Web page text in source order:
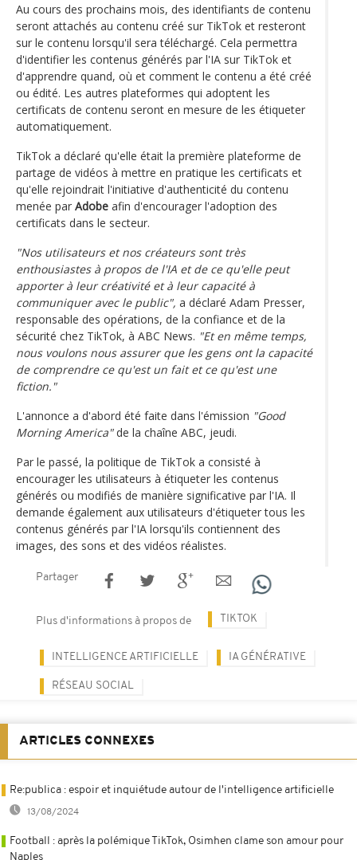
Au cours des prochains mois, des identifiants de contenu
seront attachés au contenu créé sur TikTok et resteront
sur le contenu lorsqu'il sera téléchargé. Cela permettra
d'identifier les contenus générés par l'IA sur TikTok et
d'apprendre quand, où et comment le contenu a été créé
ou édité. Les autres plateformes qui adoptent les
certificats de contenu seront en mesure de les étiqueter
automatiquement.
TikTok a déclaré qu'elle était la première plateforme de
partage de vidéos à mettre en pratique les certificats et
qu'elle rejoindrait l'initiative d'authenticité du contenu
menée par Adobe afin d'encourager l'adoption des
certificats dans le secteur.
"Nos utilisateurs et nos créateurs sont très
enthousiastes à propos de l'IA et de ce qu'elle peut
apporter à leur créativité et à leur capacité à
communiquer avec le public", a déclaré Adam Presser,
responsable des opérations, de la confiance et de la
sécurité chez TikTok, à ABC News. "Et en même temps,
nous voulons nous assurer que les gens ont la capacité
de comprendre ce qu'est un fait et ce qu'est une
fiction."
L'annonce a d'abord été faite dans l'émission "Good
Morning America"de la chaîne ABC, jeudi.
Par le passé, la politique de TikTok a consisté à
encourager les utilisateurs à étiqueter les contenus
générés ou modifiés de manière significative par l'IA. Il
demande également aux utilisateurs d'étiqueter tous les
contenus générés par l'IA lorsqu'ils contiennent des
images, des sons et des vidéos réalistes.
Partager
Plus d'informations à propos de TIKTOK
INTELLIGENCE ARTIFICIELLE IA GÉNÉRATIVE
RÉSEAU SOCIAL
ARTICLES CONNEXES
Re:publica : espoir et inquiétude autour de l'intelligence artificielle
13/08/2024
Football : après la polémique TikTok, Osimhen clame son amour pour
Naples